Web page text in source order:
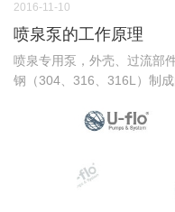
2016-11-10
喷泉泵的工作原理
喷泉专用泵，外壳、过流部
钢（304、316、316L）制成